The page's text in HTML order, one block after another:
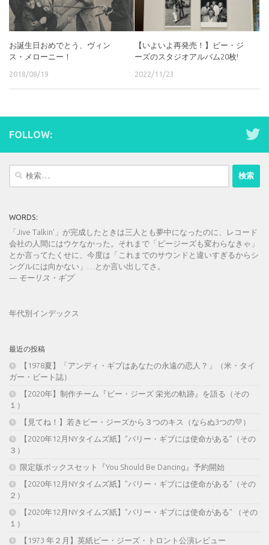
お誕生日おめでとう、ヴィン
ス・メローニー！
2018/08/19
【いよいよ再発売！】ビー・ジ
ーズのスタジオアルバム20枚!
2022/11/23
FOLLOW:
WORDS:
「Jive Talkin’」が完成したときは三人とも夢中になったのに、レコード
会社の人間にはウケなかった。それまで「ビージーズも変わらなきゃ」
とか言ってたくせに、今度は「これまでのサウンドと違いすぎるからシ
ングルには向かない」…とか言い出してさ。
— モーリス・ギブ
年代別インデックス
最近の投稿
【1978夏】「アンディ・ギブはあなたの永遠の恋人？」（米・タイ
ガー・ビート誌）
【2020年】制作チーム『ビー・ジーズ 栄光の軌跡』を語る（その
１）
【見てね！】若きビー・ジーズから３つのキス（ならぬ3つの💛）
【2020年12月NYタイムズ紙】”バリー・ギブには使命がある”（その
３）
限定版ボックスセット『You Should Be Dancing』予約開始
【2020年12月NYタイムズ紙】”バリー・ギブには使命がある”（その
２）
【2020年12月NYタイムズ紙】”バリー・ギブには使命がある” （その
１）
【1973 年２月】英紙ビー・ジーズ・トロント公演レビュー